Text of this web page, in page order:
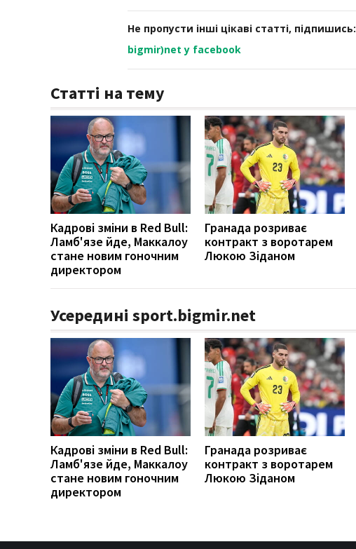
Не пропусти інші цікаві статті, підпишись:
bigmir)net у facebook
Статті на тему
Кадрові зміни в Red Bull:
Ламб'язе йде, Маккалоу
стане новим гоночним
директором
Гранада розриває
контракт з воротарем
Люкою Зіданом
Усередині sport.bigmir.net
Кадрові зміни в Red Bull:
Ламб'язе йде, Маккалоу
стане новим гоночним
директором
Гранада розриває
контракт з воротарем
Люкою Зіданом